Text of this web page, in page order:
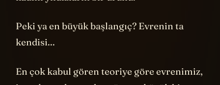
kadim yıldızların bir ürünü.
Peki ya en büyük başlangıç? Evrenin ta
kendisi...
En çok kabul gören teoriye göre evrenimiz,